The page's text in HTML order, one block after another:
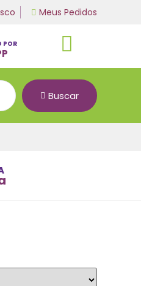
Meus Pedidos
POR
Buscar